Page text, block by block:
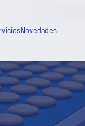
Novedades
Novedades